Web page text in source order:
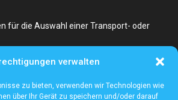
verwalten
zu bieten, verwenden wir Technologien wie
über Ihr Gerät zu speichern und/oder darauf
für die Auswahl einer Transport- oder
Wissen Sollten
gestalten